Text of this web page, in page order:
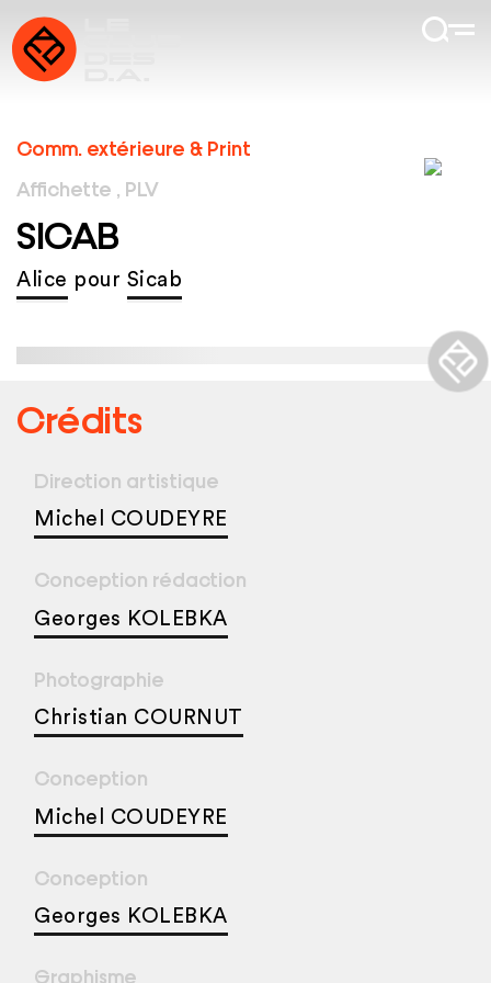
Comm. extérieure & Print
Affichette , PLV
SICAB
Alice pour Sicab
Crédits
Direction artistique
Michel COUDEYRE
Conception rédaction
Georges KOLEBKA
Photographie
Christian COURNUT
Conception
Michel COUDEYRE
Conception
Georges KOLEBKA
Graphisme